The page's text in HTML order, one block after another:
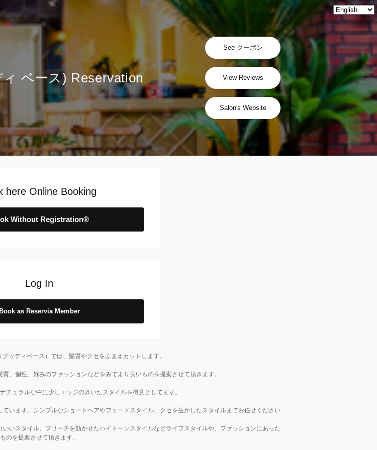
ベース) Reservation
See クーポン
View Reviews
Salon's Website
here Online Booking
Without Registration®
Log In
Book as Reservia Member
ッディベース）では、髪質やクセをふまえカットします。
、個性、好みのファッションなどをみてより良いものを提案させて頂きます。
チュラルな中に少しエッジのきいたスタイルを得意としてます。
います。シンプルなショートヘアやフェードスタイル、クセを生かしたスタイルまでお任せください
いスタイル、ブリーチを効かせたハイトーンスタイルなどライフスタイルや、ファッションにあった
ものを提案させて頂きます。